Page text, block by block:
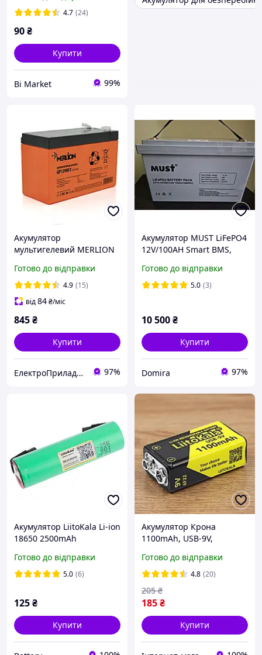
4.7 (24)
90₴
Купити
Bi Market 99%
Акумулятор
мультигелевий MERLION
GP1290F2 AGM (батарея
для ДБЖ)
Готово до відправки
4.9 (15)
від84₴/міс
845₴
Купити
ЕлектроПриладТехСервіс 97%
Акумулятор MUST LiFePO4
12V/100AH Smart BMS,
Готово до відправки
5.0 (3)
10 500₴
Купити
Domira 97%
Акумулятор LiitoKala Li-ion
18650 2500mAh
виводами, INR18650-25R-
N
Готово до відправки
5.0 (6)
125₴
Купити
Акумулятор Крона
1100mAh, USB-9V,
Акумуляторна батарейка
крона
Готово до відправки
4.8 (20)
185₴
205 ₴
Купити